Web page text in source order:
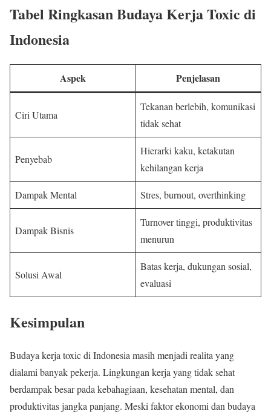
Tabel Ringkasan Budaya Kerja Toxic di
Indonesia
Aspek Penjelasan
Ciri Utama
Tekanan berlebih, komunikasi
tidak sehat
Penyebab
Hierarki kaku, ketakutan
kehilangan kerja
Dampak Mental Stres, burnout, overthinking
Dampak Bisnis
Turnover tinggi, produktivitas
menurun
Solusi Awal
Batas kerja, dukungan sosial,
evaluasi
Kesimpulan
Budaya kerja toxic di Indonesia masih menjadi realita yang
dialami banyak pekerja. Lingkungan kerja yang tidak sehat
berdampak besar pada kebahagiaan, kesehatan mental, dan
produktivitas jangka panjang. Meski faktor ekonomi dan budaya